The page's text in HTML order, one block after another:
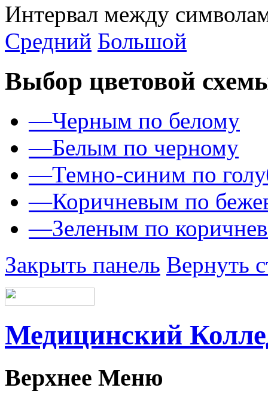
Интервал между
Средний Большой
Выбор цветовой
—Черным по белому
—Белым по черному
—Темно-синим по
—Коричневым по
—Зеленым по
Закрыть панель Вернуть
Медицинский
Верхнее Меню